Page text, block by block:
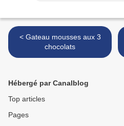
< Gateau mousses aux 3
chocolats
Hébergé par Canalblog
Top articles
Pages